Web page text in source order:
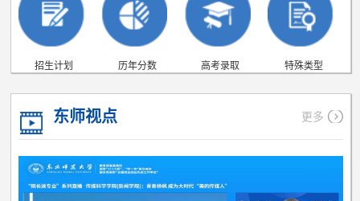
招生计划 历年分数 高考录取 特殊类型
东师视点 更多